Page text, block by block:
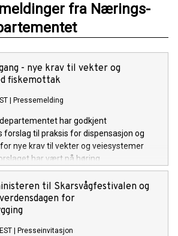
fra Nærings-
- nye krav til vekter og
fiskemottak
Pressemelding
har godkjent
forslag til praksis for dispensasjon og
nye krav til vekter og veiesystemer
har vært på høring.
til Skarsvågfestivalen og
for
Presseinvitasjon